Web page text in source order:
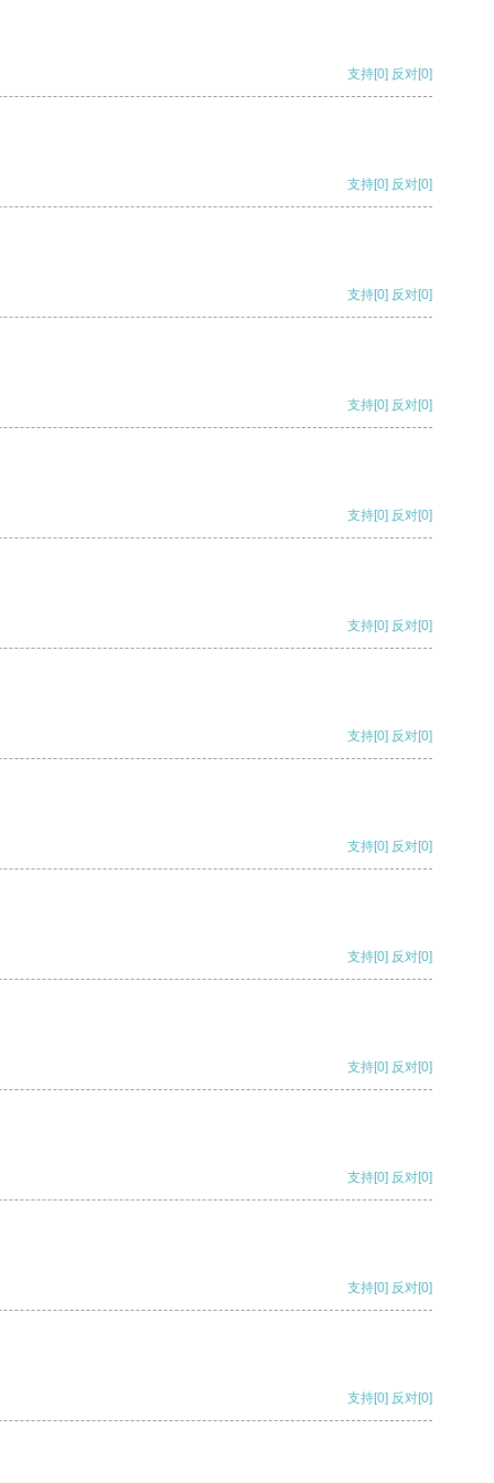
支持[0] 反对[0]
支持[0] 反对[0]
支持[0] 反对[0]
支持[0] 反对[0]
支持[0] 反对[0]
支持[0] 反对[0]
支持[0] 反对[0]
支持[0] 反对[0]
支持[0] 反对[0]
支持[0] 反对[0]
支持[0] 反对[0]
支持[0] 反对[0]
支持[0] 反对[0]